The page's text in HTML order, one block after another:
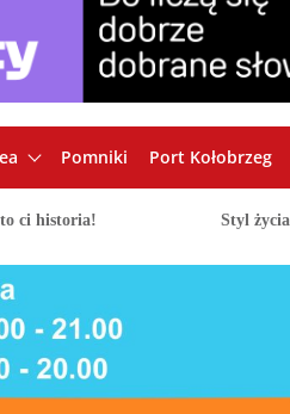
Pomniki Port Kołobrzeg
ci historia! Styl życia